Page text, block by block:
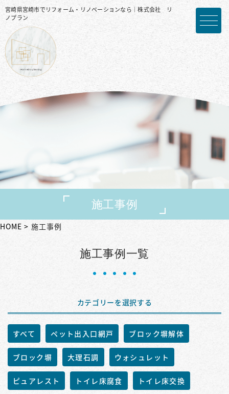
宮崎県宮崎市でリフォーム・リノベーションなら｜株式会社 リ
ノプラン
施工事例
HOME 施工事例
施工事例一覧
カテゴリーを選択する
すべて ペット出入口網戸 ブロック塀解体
ブロック塀 大理石調 ウォシュレット
ピュアレスト トイレ床腐食 トイレ床交換